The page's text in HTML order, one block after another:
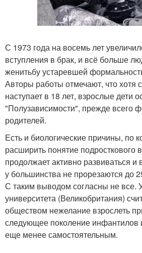
С 1973 года на восемь лет
вступления в брак, и всё больше
женитьбу устаревшей
Авторы работы отмечают, что хотя
наступает в 18 лет, взрослые дети
"Полузависимости", прежде всего
родителей.
Есть и биологические причины, по
расширить понятие подросткового
продолжает активно развиваться и
у большинства не прорезаются до
С таким выводом согласны не все.
университета (Великобритания)
обществом нежелание взрослеть
следующее поколение инфантилов
еще менее самостоятельным.